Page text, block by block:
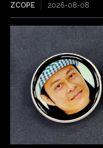
ZCOPE 2026-08-08